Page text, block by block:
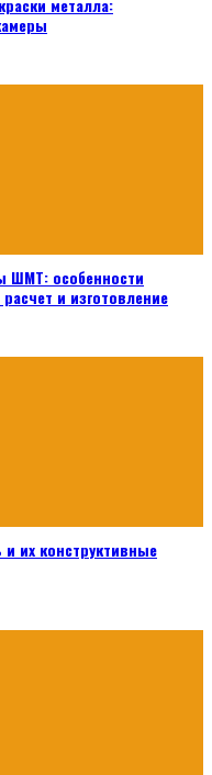
ШМТ: особенности
и изготовление
их конструктивные